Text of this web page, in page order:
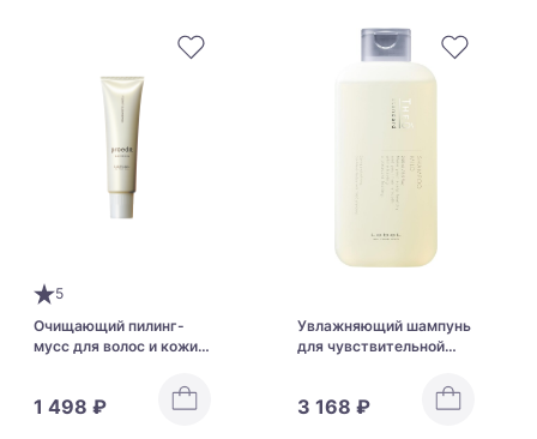
5
Очищающий пилинг-
мусс для волос и кожи
Hair Skin Float Cleansing
1 498 ₽
Увлажняющий шампунь
для чувствительной
экстрактами Lebel Theo
Standard Shampoo Mild
3 168 ₽